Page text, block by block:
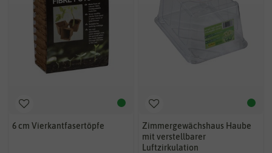
6 cm Vierkantfasertöpfe
Zimmergewächshaus Haube
mit verstellbarer
Luftzirkulation